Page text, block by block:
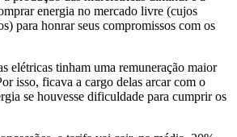
energia no mercado livre (cujos
para honrar seus compromissos com os
elétricas tinham uma remuneração maior
isso, ficava a cargo delas arcar com o
se houvesse dificuldade para cumprir os